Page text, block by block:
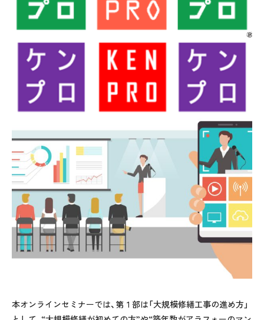
本オンラインセミナーでは、第１部は「大規模修繕工事の進め方」